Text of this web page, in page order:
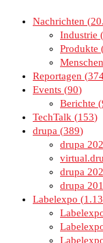
Nachrichten
Industrie
Produkte
Menschen
Reportagen
Events 90
Berichte
TechTalk
153
drupa
389
drupa
drupa
drupa
Labelexpo